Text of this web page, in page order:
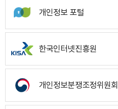
개인정보 포털
한국인터넷진흥원
개인정보분쟁조정위원회